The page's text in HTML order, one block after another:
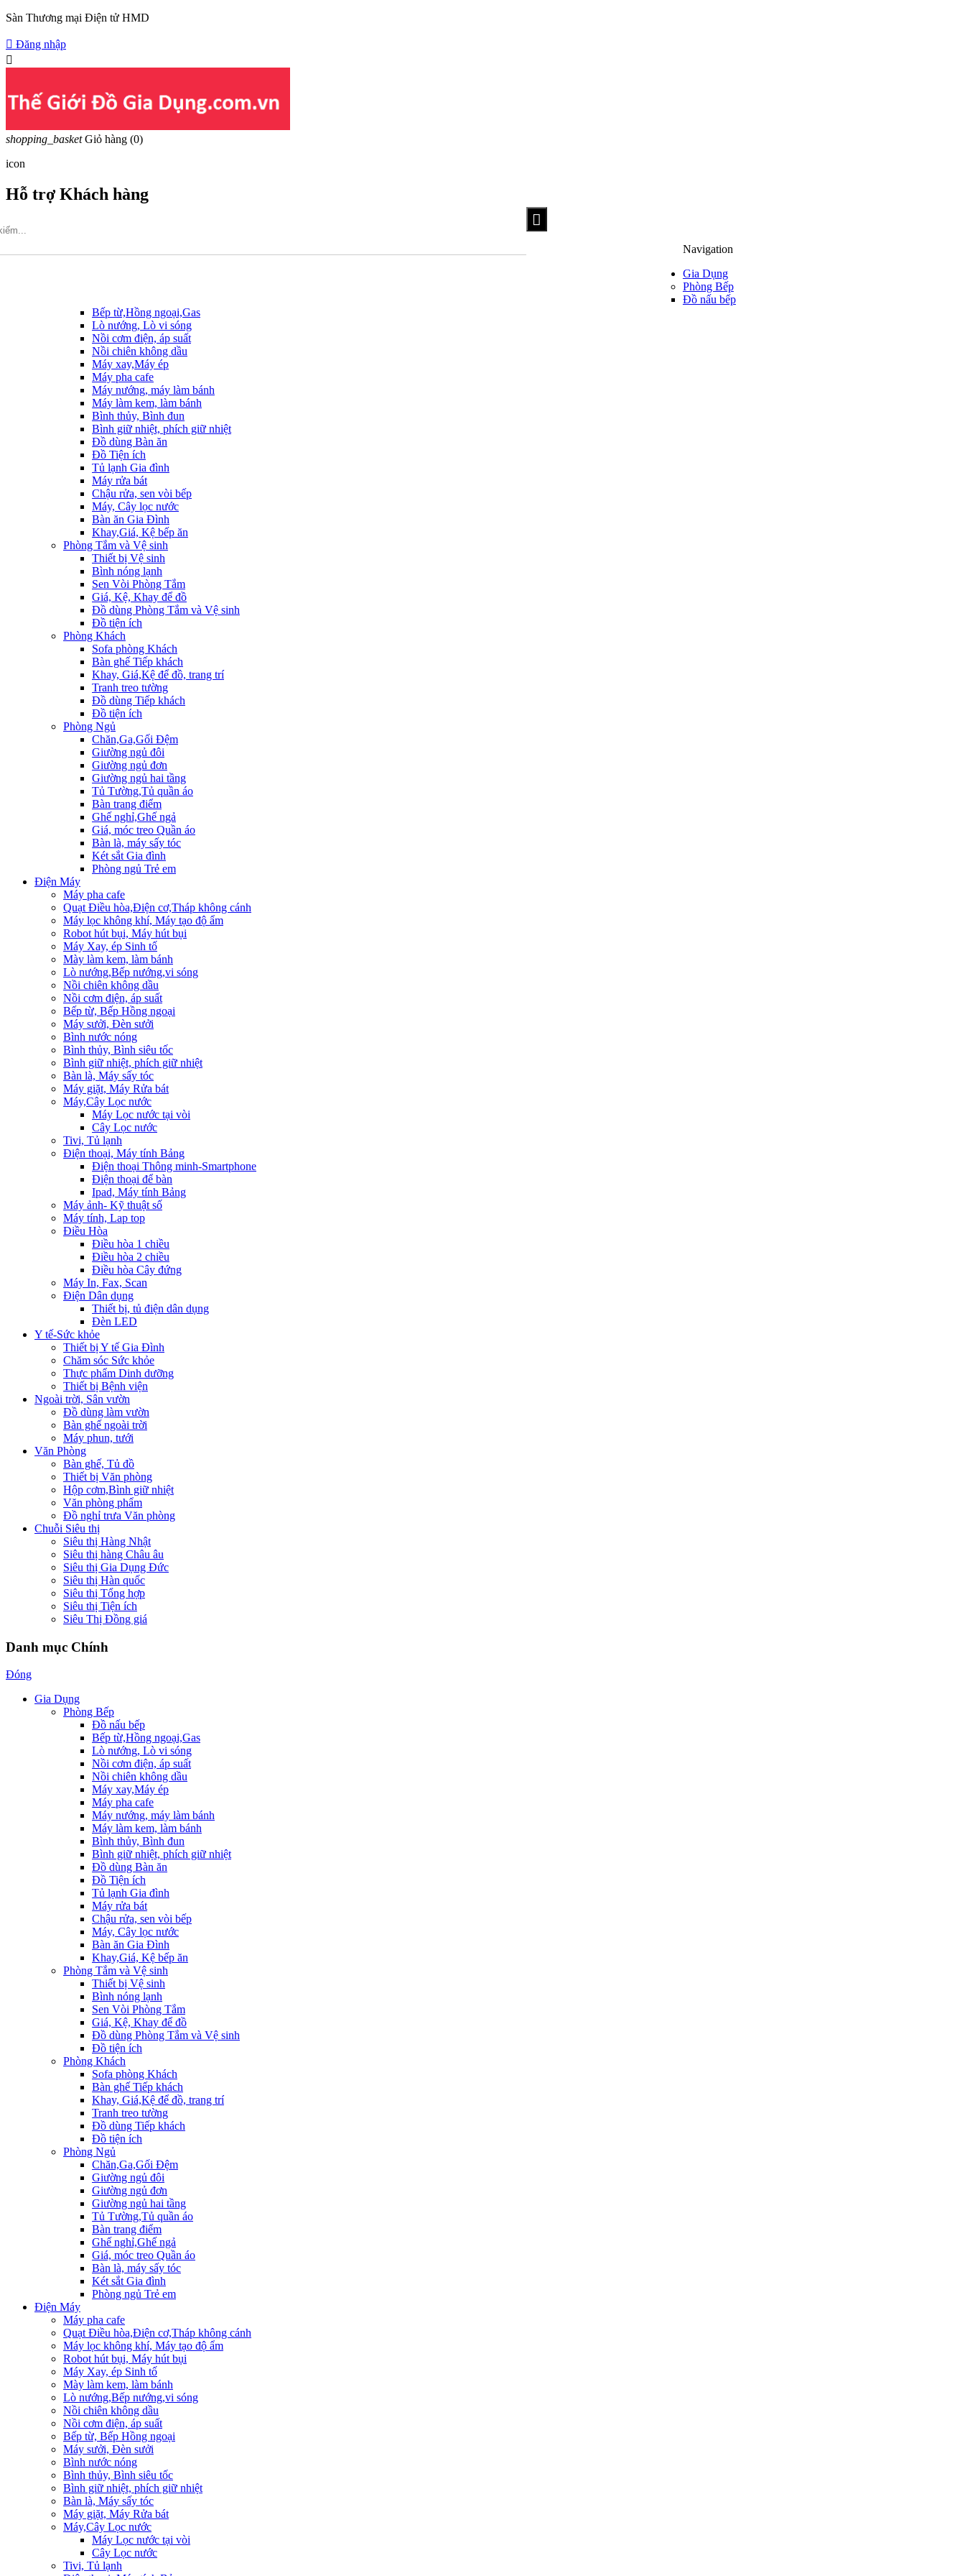
Sàn Thương mại Điện tử HMD
 Đăng nhập

shopping_basket Giỏ hàng (0)
icon
Hỗ trợ Khách hàng
Hotline: 09317.456.44
Navigation
Gia Dụng
Phòng Bếp
Đồ nấu bếp
Bếp từ,Hồng ngoại,Gas
Lò nướng, Lò vi sóng
Nồi cơm điện, áp suất
Nồi chiên không dầu
Máy xay,Máy ép
Máy pha cafe
Máy nướng, máy làm bánh
Máy làm kem, làm bánh
Bình thủy, Bình đun
Bình giữ nhiệt, phích giữ nhiệt
Đồ dùng Bàn ăn
Đồ Tiện ích
Tủ lạnh Gia đình
Máy rửa bát
Chậu rửa, sen vòi bếp
Máy, Cây lọc nước
Bàn ăn Gia Đình
Khay,Giá, Kệ bếp ăn
Phòng Tắm và Vệ sinh
Thiết bị Vệ sinh
Bình nóng lạnh
Sen Vòi Phòng Tắm
Giá, Kệ, Khay để đồ
Đồ dùng Phòng Tắm và Vệ sinh
Đồ tiện ích
Phòng Khách
Sofa phòng Khách
Bàn ghế Tiếp khách
Khay, Giá,Kệ để đồ, trang trí
Tranh treo tường
Đồ dùng Tiếp khách
Đồ tiện ích
Phòng Ngủ
Chăn,Ga,Gối Đệm
Giường ngủ đôi
Giường ngủ đơn
Giường ngủ hai tầng
Tủ Tường,Tủ quần áo
Bàn trang điểm
Ghế nghỉ,Ghế ngả
Giá, móc treo Quần áo
Bàn là, máy sấy tóc
Két sắt Gia đình
Phòng ngủ Trẻ em
Điện Máy
Máy pha cafe
Quạt Điều hòa,Điện cơ,Tháp không cánh
Máy lọc không khí, Máy tạo độ ẩm
Robot hút bụi, Máy hút bụi
Máy Xay, ép Sinh tố
Mày làm kem, làm bánh
Lò nướng,Bếp nướng,vi sóng
Nồi chiên không dầu
Nồi cơm điện, áp suất
Bếp từ, Bếp Hồng ngoại
Máy sưởi, Đèn sưởi
Bình nước nóng
Bình thủy, Bình siêu tốc
Bình giữ nhiệt, phích giữ nhiệt
Bàn là, Máy sấy tóc
Máy giặt, Máy Rửa bát
Máy,Cây Lọc nước
Máy Lọc nước tại vòi
Cây Lọc nước
Tivi, Tủ lạnh
Điện thoại, Máy tính Bảng
Điện thoại Thông minh-Smartphone
Điện thoại để bàn
Ipad, Máy tính Bảng
Máy ảnh- Kỹ thuật số
Máy tính, Lap top
Điều Hòa
Điều hòa 1 chiều
Điều hòa 2 chiều
Điều hòa Cây đứng
Máy In, Fax, Scan
Điện Dân dụng
Thiết bị, tủ điện dân dụng
Đèn LED
Y tế-Sức khỏe
Thiết bị Y tế Gia Đình
Chăm sóc Sức khỏe
Thực phẩm Dinh dưỡng
Thiết bị Bệnh viện
Ngoài trời, Sân vườn
Đồ dùng làm vườn
Bàn ghế ngoài trời
Máy phun, tưới
Văn Phòng
Bàn ghế, Tủ đồ
Thiết bị Văn phòng
Hộp cơm,Bình giữ nhiệt
Văn phòng phẩm
Đồ nghỉ trưa Văn phòng
Chuỗi Siêu thị
Siêu thị Hàng Nhật
Siêu thị hàng Châu âu
Siêu thị Gia Dụng Đức
Siêu thị Hàn quốc
Siêu thị Tổng hợp
Siêu thị Tiện ích
Siêu Thị Đồng giá
Danh mục Chính
Đóng
Gia Dụng
Phòng Bếp
Đồ nấu bếp
Bếp từ,Hồng ngoại,Gas
Lò nướng, Lò vi sóng
Nồi cơm điện, áp suất
Nồi chiên không dầu
Máy xay,Máy ép
Máy pha cafe
Máy nướng, máy làm bánh
Máy làm kem, làm bánh
Bình thủy, Bình đun
Bình giữ nhiệt, phích giữ nhiệt
Đồ dùng Bàn ăn
Đồ Tiện ích
Tủ lạnh Gia đình
Máy rửa bát
Chậu rửa, sen vòi bếp
Máy, Cây lọc nước
Bàn ăn Gia Đình
Khay,Giá, Kệ bếp ăn
Phòng Tắm và Vệ sinh
Thiết bị Vệ sinh
Bình nóng lạnh
Sen Vòi Phòng Tắm
Giá, Kệ, Khay để đồ
Đồ dùng Phòng Tắm và Vệ sinh
Đồ tiện ích
Phòng Khách
Sofa phòng Khách
Bàn ghế Tiếp khách
Khay, Giá,Kệ để đồ, trang trí
Tranh treo tường
Đồ dùng Tiếp khách
Đồ tiện ích
Phòng Ngủ
Chăn,Ga,Gối Đệm
Giường ngủ đôi
Giường ngủ đơn
Giường ngủ hai tầng
Tủ Tường,Tủ quần áo
Bàn trang điểm
Ghế nghỉ,Ghế ngả
Giá, móc treo Quần áo
Bàn là, máy sấy tóc
Két sắt Gia đình
Phòng ngủ Trẻ em
Điện Máy
Máy pha cafe
Quạt Điều hòa,Điện cơ,Tháp không cánh
Máy lọc không khí, Máy tạo độ ẩm
Robot hút bụi, Máy hút bụi
Máy Xay, ép Sinh tố
Mày làm kem, làm bánh
Lò nướng,Bếp nướng,vi sóng
Nồi chiên không dầu
Nồi cơm điện, áp suất
Bếp từ, Bếp Hồng ngoại
Máy sưởi, Đèn sưởi
Bình nước nóng
Bình thủy, Bình siêu tốc
Bình giữ nhiệt, phích giữ nhiệt
Bàn là, Máy sấy tóc
Máy giặt, Máy Rửa bát
Máy,Cây Lọc nước
Máy Lọc nước tại vòi
Cây Lọc nước
Tivi, Tủ lạnh